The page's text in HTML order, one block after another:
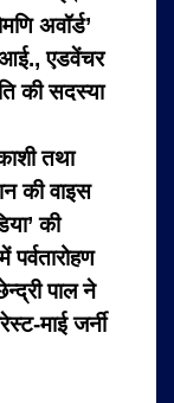
अवॉर्ड’
एडवेंचर
की सदस्या
तथा
की वाइस
की
पाल ने
माई जर्नी